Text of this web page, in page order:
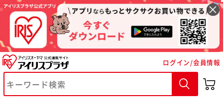
ログイン/会員情報
※ご確認ください
カートに入れる 購入手続きへ